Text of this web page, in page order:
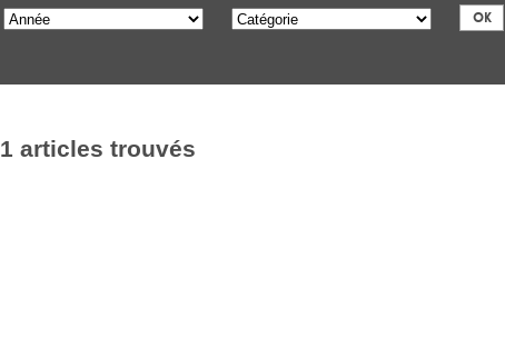
1 articles trouvés